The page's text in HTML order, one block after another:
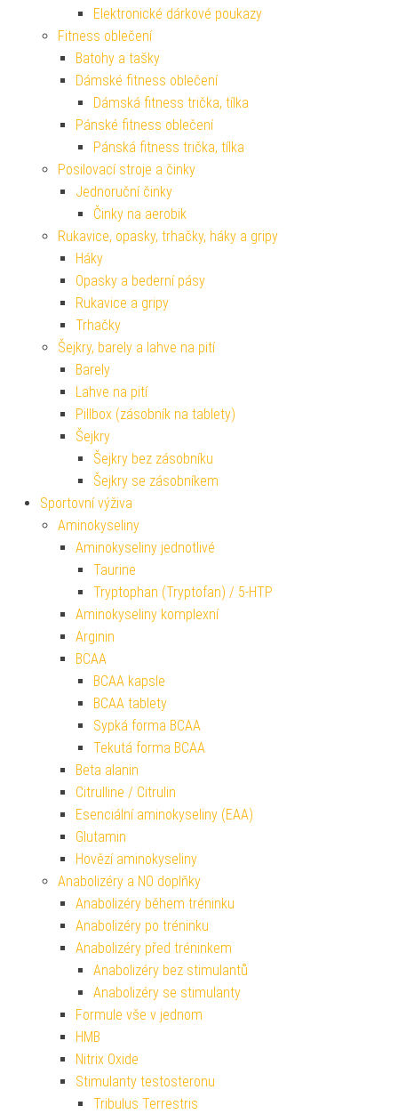
Elektronické dárkové poukazy
Fitness oblečení
Batohy a tašky
Dámské fitness oblečení
Dámská fitness trička, tílka
Pánské fitness oblečení
Pánská fitness trička, tílka
Posilovací stroje a činky
Jednoruční činky
Činky na aerobik
Rukavice, opasky, trhačky, háky a gripy
Háky
Opasky a bederní pásy
Rukavice a gripy
Trhačky
Šejkry, barely a lahve na pití
Barely
Lahve na pití
Pillbox (zásobník na tablety)
Šejkry
Šejkry bez zásobníku
Šejkry se zásobníkem
Sportovní výživa
Aminokyseliny
Aminokyseliny jednotlivé
Taurine
Tryptophan (Tryptofan) / 5-HTP
Aminokyseliny komplexní
Arginin
BCAA
BCAA kapsle
BCAA tablety
Sypká forma BCAA
Tekutá forma BCAA
Beta alanin
Citrulline / Citrulin
Esenciální aminokyseliny (EAA)
Glutamin
Hovězí aminokyseliny
Anabolizéry a NO doplňky
Anabolizéry během tréninku
Anabolizéry po tréninku
Anabolizéry před tréninkem
Anabolizéry bez stimulantů
Anabolizéry se stimulanty
Formule vše v jednom
HMB
Nitrix Oxide
Stimulanty testosteronu
Tribulus Terrestris